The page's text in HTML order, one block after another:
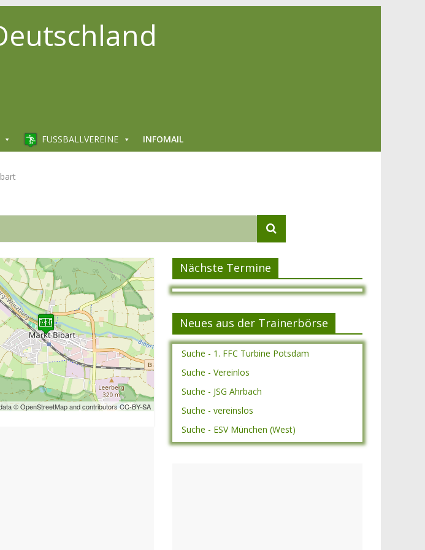
FUSSBALLVEREINE INFOMAIL
© OpenStreetMap and contributors CC-BY-SA
Nächste Termine
Neues aus der Trainerbörse
Suche - 1. FFC Turbine Potsdam
Suche - Vereinlos
Suche - JSG Ahrbach
Suche - vereinslos
Suche - ESV München (West)